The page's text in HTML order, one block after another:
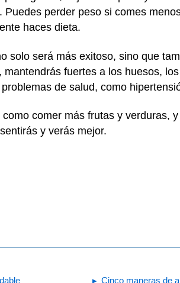
perder peso si comes
haces dieta.
solo será más exitoso, sino que
fuertes a los huesos,
de salud, como
comer más frutas y verduras,
y verás mejor.
Cinco maneras de